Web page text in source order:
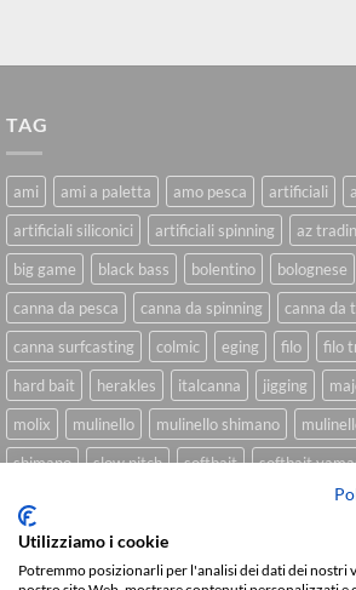
TAG
ami ami a paletta amo pesca artificiali
artificiali siliconici
artificiali spinning az
big game
black bass bolentino bolognese
canna da pesca
canna da spinning
canna da
canna surfcasting
colmic eging filo filo
hard bait
herakles italcanna jigging
molix
mulinello mulinello shimano
shimano
slow pitch softbait softbait
spinning inshore
Utilizziamo i cookie
Potremmo posizionarli per l'analisi dei dati dei nostri